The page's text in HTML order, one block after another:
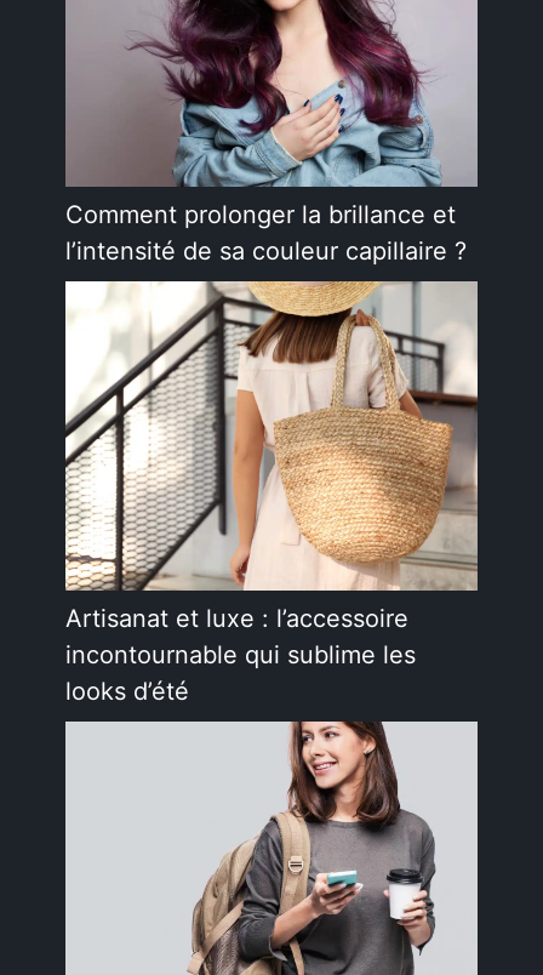
Comment prolonger la brillance et
l’intensité de sa couleur capillaire ?
Artisanat et luxe : l’accessoire
incontournable qui sublime les
looks d’été